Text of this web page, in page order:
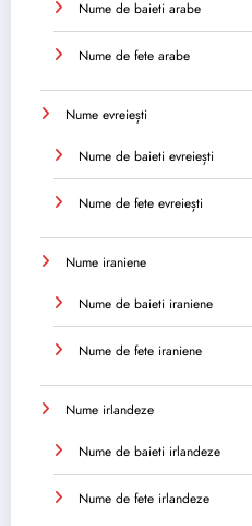
Nume de baieti arabe
Nume de fete arabe
Nume evreiești
Nume de baieti evreiești
Nume de fete evreiești
Nume iraniene
Nume de baieti iraniene
Nume de fete iraniene
Nume irlandeze
Nume de baieti irlandeze
Nume de fete irlandeze